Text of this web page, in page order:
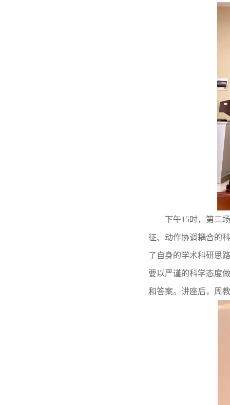
下午15时，第二
征、动作协调耦合的
了自身的学术科研思
要以严谨的科学态度
和答案。讲座后，周